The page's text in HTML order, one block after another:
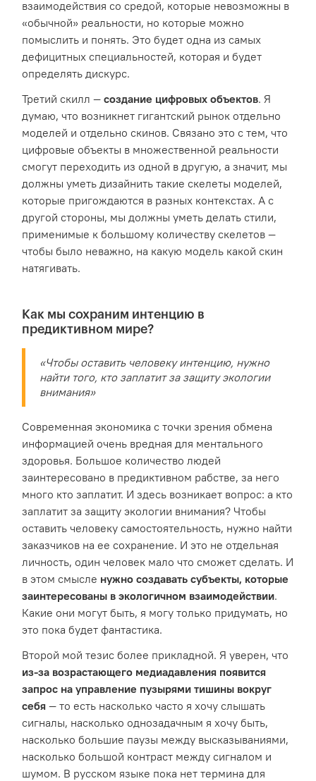
взаимодействия со средой, которые невозможны в
«обычной» реальности, но которые можно
помыслить и понять. Это будет одна из самых
дефицитных специальностей, которая и будет
определять дискурс.
Третий скилл —создание цифровых объектов. Я
думаю, что возникнет гигантский рынок отдельно
моделей и отдельно скинов. Связано это с тем, что
цифровые объекты в множественной реальности
смогут переходить из одной в другую, а значит, мы
должны уметь дизайнить такие скелеты моделей,
которые пригождаются в разных контекстах. А с
другой стороны, мы должны уметь делать стили,
применимые к большому количеству скелетов —
чтобы было неважно, на какую модель какой скин
натягивать.
Как мы сохраним интенцию в
предиктивном мире?
«Чтобы оставить человеку интенцию, нужно
найти того, кто заплатит за защиту экологии
внимания»
Современная экономика с точки зрения обмена
информацией очень вредная для ментального
здоровья. Большое количество людей
заинтересовано в предиктивном рабстве, за него
много кто заплатит. И здесь возникает вопрос: а кто
заплатит за защиту экологии внимания? Чтобы
оставить человеку самостоятельность, нужно найти
заказчиков на ее сохранение. И это не отдельная
личность, один человек мало что сможет сделать. И
в этом смысле нужно создавать субъекты, которые
заинтересованы в экологичном взаимодействии.
Какие они могут быть, я могу только придумать, но
это пока будет фантастика.
Второй мой тезис более прикладной. Я уверен, что
из-за возрастающего медиадавления появится
запрос на управление пузырями тишины вокруг
себя — то есть насколько часто я хочу слышать
сигналы, насколько однозадачным я хочу быть,
насколько большие паузы между высказываниями,
насколько большой контраст между сигналом и
шумом. В русском языке пока нет термина для